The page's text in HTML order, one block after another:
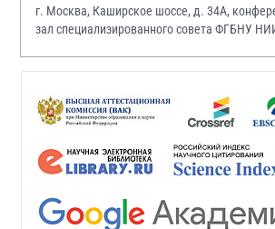
г. Москва, Каширское шоссе, д. 34А,
зал специализированного совета ФГБНУ